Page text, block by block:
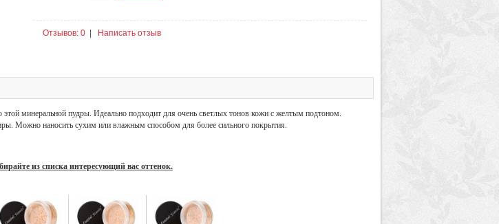
Отзывов: 0 Написать отзыв
минеральной пудры. Идеально подходит для очень светлых тонов кожи с желтым подтоном.
Можно наносить сухим или влажным способом для более сильного покрытия.
из списка интересующий вас оттенок.